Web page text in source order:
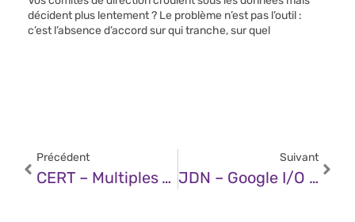
décident plus lentement ? Le problème n’est pas l’outil :
c’est l’absence d’accord sur qui tranche, sur quel
Précédent
CERT – Multiples Vulnérabilités Dans Google Chrome (20 Mai 2026)
Suivant
JDN – Google I/O : Toutes Les Annonces IA… Et Ce Qu’elles Disent De La Stratégie De Google